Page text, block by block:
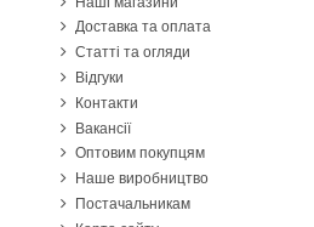
Доставка та оплата
Статті та огляди
Відгуки
Контакти
Вакансії
Оптовим покупцям
Наше виробництво
Постачальникам